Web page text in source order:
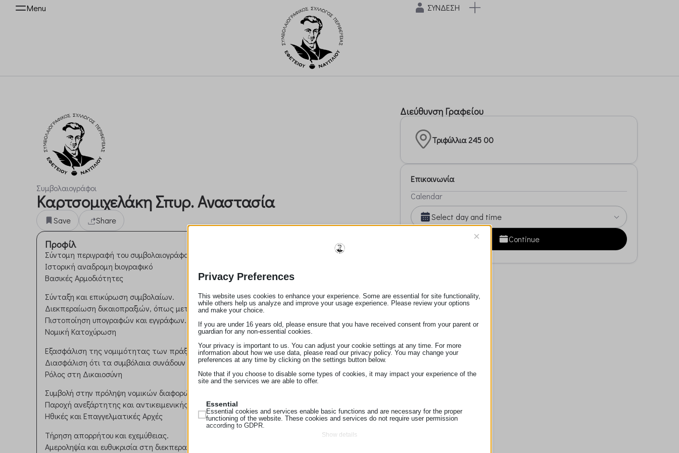
Menu ΣΥΝΔΕΣΗ
Συμβολαιογράφοι
Καρτσομιχελάκη Σπυρ. Αναστασία
Save Share
Προφίλ
Σύντομη περιγραφή του συμβολαιογράφου.
Ιστορική αναδρομη bιογραφικό
Βασικές Αρμοδιότητες
Σύνταξη και επικύρωση συμβολαίων.
Διεκπεραίωση δικαιοπραξιών, όπως μεταβιβάσεις ακινήτων.
Πιστοποίηση υπογραφών και εγγράφων.
Νομική Κατοχύρωση
Εξασφάλιση της νομιμότητας των πράξεων μεταξύ των μερών.
Διασφάλιση ότι τα συμβόλαια συνάδουν με την ισχύουσα νομοθεσία.
Ρόλος στη Δικαιοσύνη
Συμβολή στην πρόληψη νομικών διαφορών μέσω σωστής διατύπωσης και επικύρωσης εγγράφων.
Παροχή ανεξάρτητης και αντικειμενικής συμβουλής στους πελάτες.
Ηθικές και Επαγγελματικές Αρχές
Τήρηση απορρήτου και εχεμύθειας.
Αμεροληψία και ευθυκρισία στη διεκπεραίωση των καθηκόντων.
Διεύθυνση Γραφείου
Τριφύλλια 245 00
Επικοινωνία
Calendar
Select day and time
Continue
Privacy Preferences
×
This website uses cookies to enhance your experience. Some are essential for site functionality,
while others help us analyze and improve your usage experience. Please review your options
and make your choice.
If you are under 16 years old, please ensure that you have received consent from your parent or
guardian for any non-essential cookies.
Your privacy is important to us. You can adjust your cookie settings at any time. For more
information about how we use data, please read our privacy policy. You may change your
preferences at any time by clicking on the settings button below.
Note that if you choose to disable some types of cookies, it may impact your experience of the
site and the services we are able to offer.
Essential
Essential cookies and services enable basic functions and are necessary for the proper
functioning of the website. These cookies and services do not require user permission
according to GDPR.
Show details